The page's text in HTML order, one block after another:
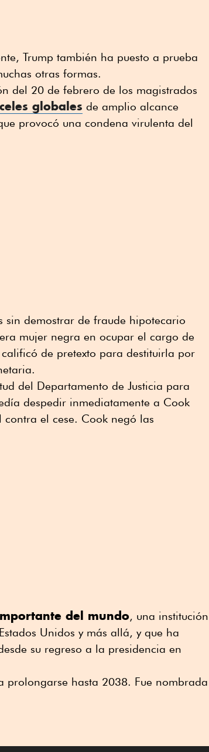
Trump también ha puesto a prueba
otras formas.
del 20 de febrero de los magistrados
globales de amplio alcance
provocó una condena virulenta del
sin demostrar de fraude hipotecario
mujer negra en ocupar el cargo de
de pretexto para destituirla por
del Departamento ⁠de Justicia para
despedir inmediatamente ⁠a Cook
contra el cese. Cook negó las
del mundo, una institución
Unidos y más allá, y que ha
su regreso a la ⁠presidencia en
prolongarse hasta 2038. Fue nombrada